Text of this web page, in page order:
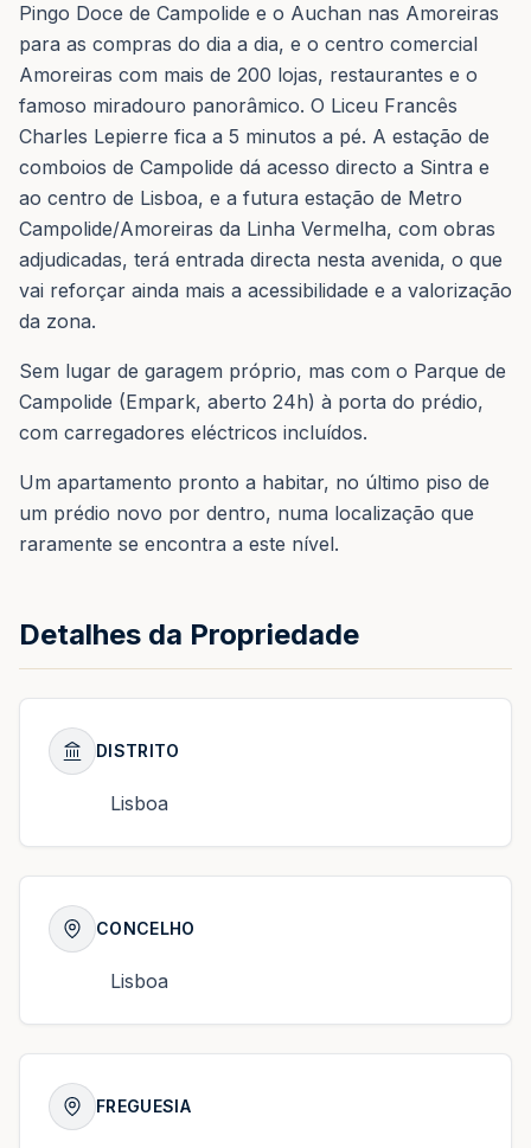
Pingo Doce de Campolide e o Auchan nas Amoreiras
para as compras do dia a dia, e o centro comercial
Amoreiras com mais de 200 lojas, restaurantes e o
famoso miradouro panorâmico. O Liceu Francês
Charles Lepierre fica a 5 minutos a pé. A estação de
comboios de Campolide dá acesso directo a Sintra e
ao centro de Lisboa, e a futura estação de Metro
Campolide/Amoreiras da Linha Vermelha, com obras
adjudicadas, terá entrada directa nesta avenida, o que
vai reforçar ainda mais a acessibilidade e a valorização
da zona.
Sem lugar de garagem próprio, mas com o Parque de
Campolide (Empark, aberto 24h) à porta do prédio,
com carregadores eléctricos incluídos.
Um apartamento pronto a habitar, no último piso de
um prédio novo por dentro, numa localização que
raramente se encontra a este nível.
Detalhes da Propriedade
DISTRITO
Lisboa
CONCELHO
Lisboa
FREGUESIA